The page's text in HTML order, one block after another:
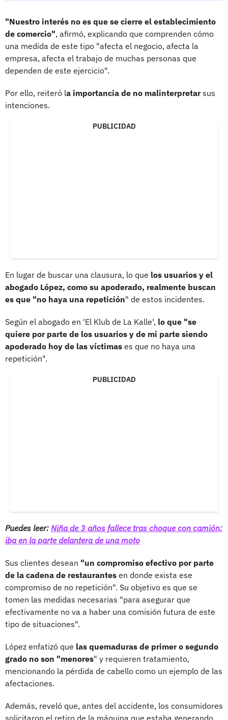
"Nuestro interés no es que se cierre el establecimiento
de comercio", afirmó, explicando que comprenden cómo
una medida de este tipo "afecta el negocio, afecta la
empresa, afecta el trabajo de muchas personas que
dependen de este ejercicio".
Por ello, reiteró la importancia de no malinterpretarsus
intenciones.
PUBLICIDAD
En lugar de buscar una clausura, lo que los usuarios y el
abogado López, como su apoderado, realmente buscan
es que "no haya una repetición" de estos incidentes.
Según el abogado en 'El Klub de La Kalle', lo que "se
quiere por parte de los usuarios y de mi parte siendo
apoderado hoy de las víctimas es que no haya una
repetición".
PUBLICIDAD
Puedes leer: Niña de 3 años fallece tras choque con camión;
iba en la parte delantera de una moto
Sus clientes desean "un compromiso efectivo por parte
de la cadena de restaurantes en donde exista ese
compromiso de no repetición". Su objetivo es que se
tomen las medidas necesarias "para asegurar que
efectivamente no va a haber una comisión futura de este
tipo de situaciones".
López enfatizó que las quemaduras de primer o segundo
grado no son "menores" y requieren tratamiento,
mencionando la pérdida de cabello como un ejemplo de las
afectaciones.
Además, reveló que, antes del accidente, los consumidores
solicitaron el retiro de la máquina que estaba generando